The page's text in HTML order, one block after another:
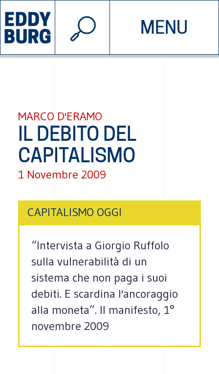
MENU
INIZIATIVE CHI SIAMO
© 2026 EDDYBURG
MARCO D'ERAMO
IL DEBITO DEL
CAPITALISMO
1 Novembre 2009
CAPITALISMO OGGI
“Intervista a Giorgio Ruffolo
sulla vulnerabilità di un
sistema che non paga i suoi
debiti. E scardina l'ancoraggio
alla moneta”. Il manifesto, 1°
novembre 2009